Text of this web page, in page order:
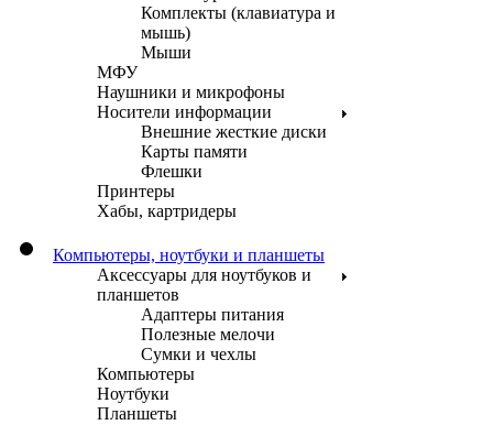
Комплекты (клавиатура и
мышь)
Мыши
МФУ
Наушники и микрофоны
Носители информации
Внешние жесткие диски
Карты памяти
Флешки
Принтеры
Хабы, картридеры
Компьютеры, ноутбуки и планшеты
Аксессуары для ноутбуков и
планшетов
Адаптеры питания
Полезные мелочи
Сумки и чехлы
Компьютеры
Ноутбуки
Планшеты